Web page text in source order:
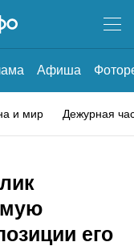
Афиша
и мир Дежурная
его